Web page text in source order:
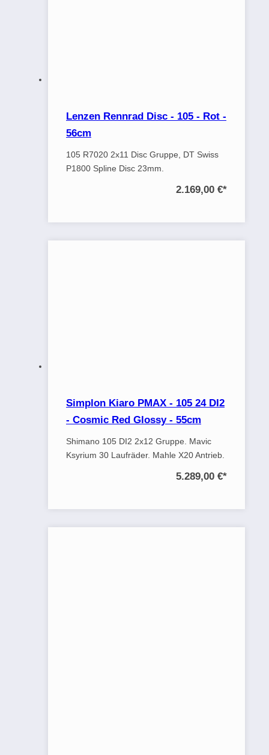
Lenzen Rennrad Disc - 105 - Rot -
56cm
105 R7020 2x11 Disc Gruppe, DT Swiss
P1800 Spline Disc 23mm.
2.169,00 €*
Simplon Kiaro PMAX - 105 24 DI2
- Cosmic Red Glossy - 55cm
Shimano 105 DI2 2x12 Gruppe. Mavic
Ksyrium 30 Laufräder. Mahle X20 Antrieb.
5.289,00 €*